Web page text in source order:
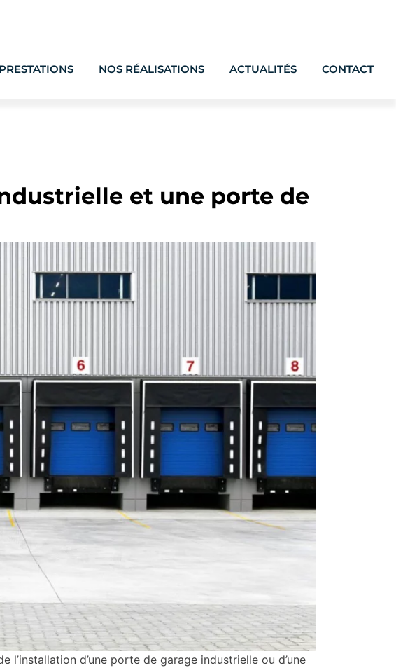
NOS RÉALISATIONS ACTUALITÉS CONTACT
et une porte de
d’une porte de garage industrielle ou d’une